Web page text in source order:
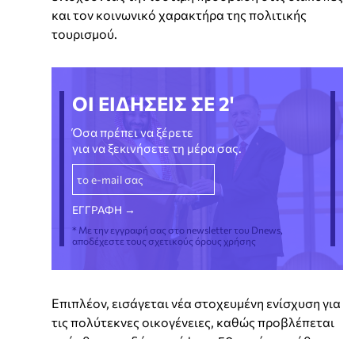
και τον κοινωνικό χαρακτήρα της πολιτικής
τουρισμού.
ΟΙ ΕΙΔΗΣΕΙΣ ΣΕ 2'
Όσα πρέπει να ξέρετε
για να ξεκινήσετε τη μέρα σας.
* Με την εγγραφή σας στο newsletter του Dnews,
αποδέχεστε τους σχετικούς όρους χρήσης
Επιπλέον, εισάγεται νέα στοχευμένη ενίσχυση για
τις πολύτεκνες οικογένειες, καθώς προβλέπεται